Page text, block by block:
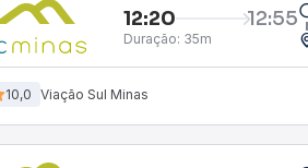
12:20 12:55
Duração: 35m
10,0 Viação Sul Minas